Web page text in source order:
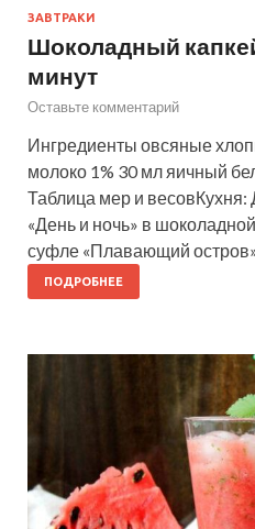
ЗАВТРАКИ
Шоколадный
минут
Оставьте комментарий
Ингредиенты овсяные
молоко 1% 30 мл яичный
Таблица мер и
«День и ночь» в
суфле «Плавающий
ПОДРОБНЕЕ